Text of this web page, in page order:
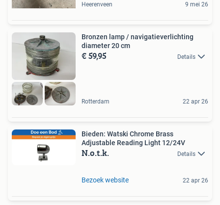
Heerenveen 9 mei 26
Bronzen lamp / navigatieverlichting
diameter 20 cm
€ 59,95 Details
Rotterdam 22 apr 26
Bieden: Watski Chrome Brass
Adjustable Reading Light 12/24V
N.o.t.k. Details
Bezoek website 22 apr 26